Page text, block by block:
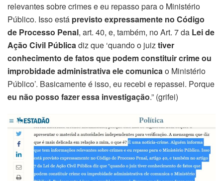
relevantes sobre crimes e eu repasso para o Ministério
Público. Isso está previsto expressamente no Código
de Processo Penal, art. 40, e, também, no Art. 7 da Lei de
Ação Civil Públicadiz que ‘quando o juiztiver
conhecimento de fatos que podem constituir crime ou
improbidade administrativa ele comunicao Ministério
Público’. Basicamente é isso, eu recebi e repassei. Porque
eu não posso fazer essa investigação.” (grifei)